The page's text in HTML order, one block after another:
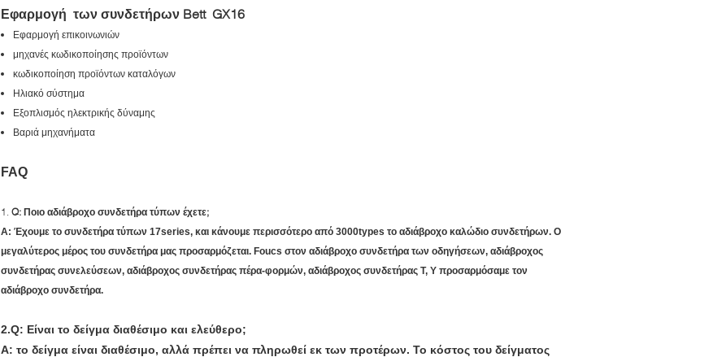
Εφαρμογή των συνδετήρων Bett GX16
Εφαρμογή επικοινωνιών
μηχανές κωδικοποίησης προϊόντων
κωδικοποίηση προϊόντων καταλόγων
Ηλιακό σύστημα
Εξοπλισμός ηλεκτρικής δύναμης
Βαριά μηχανήματα
FAQ
1. Q: Ποιο αδιάβροχο συνδετήρα τύπων έχετε;
Α: Έχουμε το συνδετήρα τύπων 17series, και κάνουμε περισσότερο από 3000types το αδιάβροχο καλώδιο συνδετήρων. Ο
μεγαλύτερος μέρος του συνδετήρα μας προσαρμόζεται. Foucs στον αδιάβροχο συνδετήρα των οδηγήσεων, αδιάβροχος
συνδετήρας συνελεύσεων, αδιάβροχος συνδετήρας πέρα-φορμών, αδιάβροχος συνδετήρας Τ, Υ προσαρμόσαμε τον
αδιάβροχο συνδετήρα.
2.Q: Είναι το δείγμα διαθέσιμο και ελεύθερο;
Α: το δείγμα είναι διαθέσιμο, αλλά πρέπει να πληρωθεί εκ των προτέρων. Το κόστος του δείγματος